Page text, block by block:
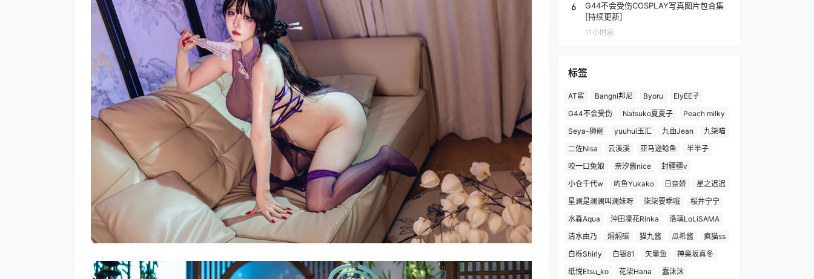
6
G44不会受伤COSPLAY写真图片包合集
[持续更新]
11小时前
标签
AT鲨 Bangni邦尼 Byoru
ElyEE子
G44不会受伤
Natsuko夏夏子
Peach milky
Seya-狮砸
yuuhui玉汇 九曲Jean
九柒喵
二佐Nisa
云溪溪 亚马逊鲶鱼
半半子
咬一口兔娘
奈汐酱nice
封疆疆v
小仓千代w
屿鱼Yukako 日奈娇
星之迟迟
星澜是澜澜叫澜妹呀
柒柒要乖哦
桜井宁宁
水淼Aqua
沖田凜花Rinka
洛璃LoLiSAMA
清水由乃
焖焖碳 猫九酱 瓜希酱
疯猫ss
白栎Shirly
白银81 矢量鱼
神楽坂真冬
纸悦Etsu_ko
花柒Hana
蠢沫沫